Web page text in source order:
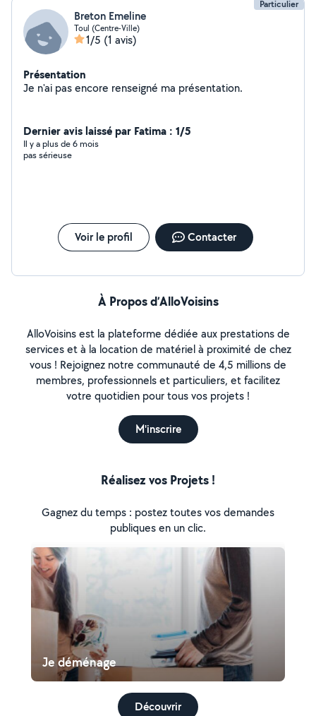
Particulier
Breton Emeline
Toul (Centre-Ville)
1/5 (1 avis)
Présentation
Je n'ai pas encore renseigné ma présentation.
Dernier avis laissé par Fatima : 1/5
Il y a plus de 6 mois
pas sérieuse
Voir le profil Contacter
À Propos d’AlloVoisins
AlloVoisins est la plateforme dédiée aux prestations de
services et à la location de matériel à proximité de chez
vous ! Rejoignez notre communauté de 4,5 millions de
membres, professionnels et particuliers, et facilitez
votre quotidien pour tous vos projets !
M'inscrire
Réalisez vos Projets !
Gagnez du temps : postez toutes vos demandes
publiques en un clic.
Je déménage
Découvrir